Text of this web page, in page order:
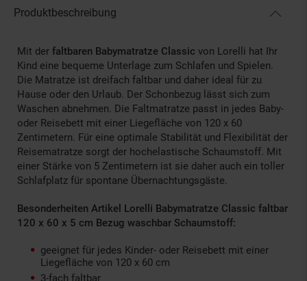
Produktbeschreibung
Mit der faltbaren Babymatratze Classic von Lorelli hat Ihr
Kind eine bequeme Unterlage zum Schlafen und Spielen.
Die Matratze ist dreifach faltbar und daher ideal für zu
Hause oder den Urlaub. Der Schonbezug lässt sich zum
Waschen abnehmen. Die Faltmatratze passt in jedes Baby-
oder Reisebett mit einer Liegefläche von 120 x 60
Zentimetern. Für eine optimale Stabilität und Flexibilität der
Reisematratze sorgt der hochelastische Schaumstoff. Mit
einer Stärke von 5 Zentimetern ist sie daher auch ein toller
Schlafplatz für spontane Übernachtungsgäste.
Besonderheiten Artikel Lorelli Babymatratze Classic faltbar
120 x 60 x 5 cm Bezug waschbar Schaumstoff:
geeignet für jedes Kinder- oder Reisebett mit einer
Liegefläche von 120 x 60 cm
3-fach faltbar